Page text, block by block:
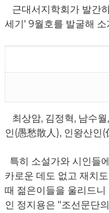
근대서지학회가 발간
세기' 9월호를 발굴해 소
최상암, 김정혁, 남수
인(愚愁散人), 인왕산인
특히 소설가와 시인들
카로운 데도 없고 재치
때 젊은이들을 울리드
인 정지용은 "조선문단